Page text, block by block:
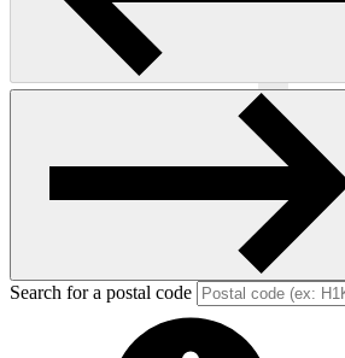
Previous
Search for a postal code